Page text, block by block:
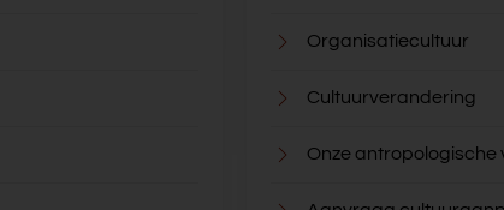
Organisatiecultuur
Cultuurverandering
Onze